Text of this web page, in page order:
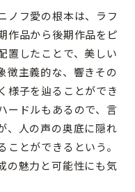
ノフ愛の根本は、ラフ
作品から後期作品をピ
置したことで、美しい
徴主義的な、響きその
様子を辿ることができ
ードルもあるので、言
、人の声の奥底に隠れ
とができるという。
の魅力と可能性にも気